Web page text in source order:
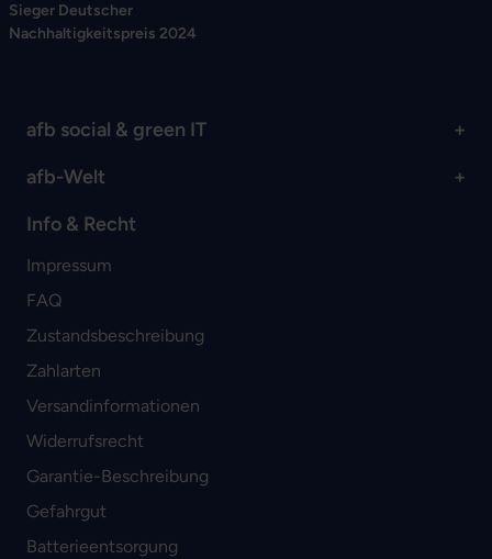
Sieger Deutscher
Nachhaltigkeitspreis 2024
afb social & green IT
afb-Welt
Info & Recht
Impressum
FAQ
Zustandsbeschreibung
Zahlarten
Versandinformationen
Widerrufsrecht
Garantie-Beschreibung
Gefahrgut
Batterieentsorgung